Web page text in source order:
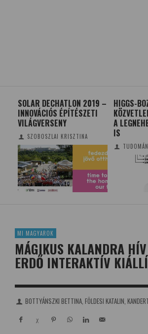
SOLAR DECHATLON 2019 –
INNOVÁCIÓS ÉPÍTÉSZETI
VILÁGVERSENY
SZOBOSZLAI KRISZTINA
HIGGS-
A
IS
MI MAGYAROK
MÁGIKUS KALANDRA
ERDŐ INTERAKTÍV
BOTTYÁNSZKI BETTINA, FÖLDESI KATALIN,